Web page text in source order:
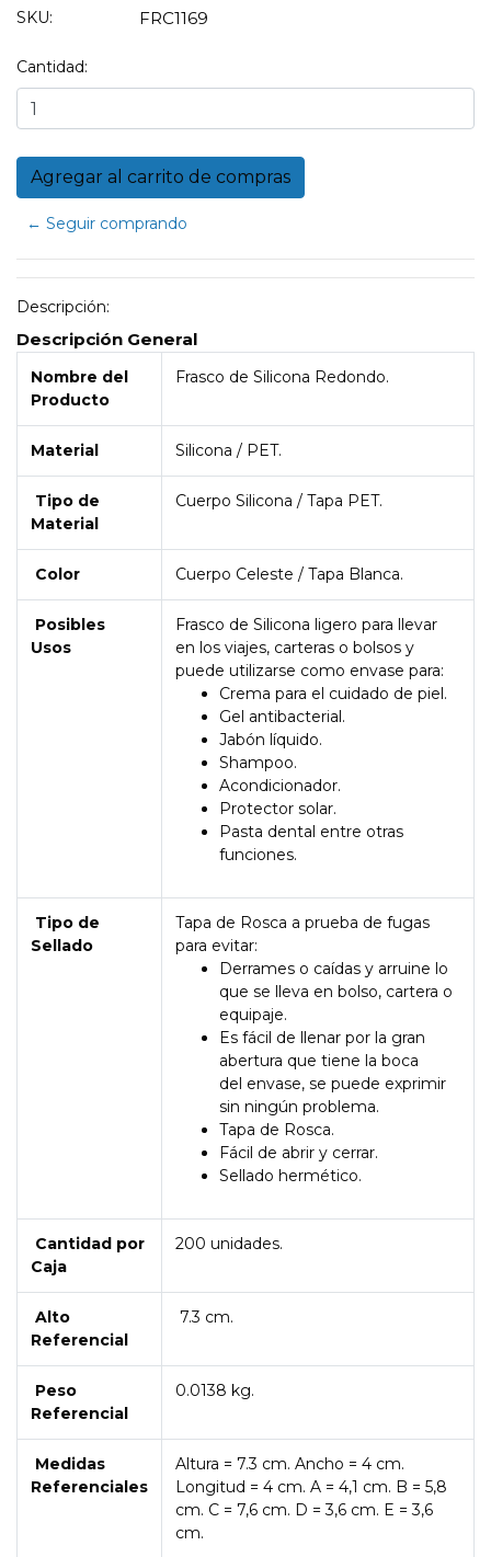
SKU: FRC1169
Cantidad:
← Seguir comprando
Descripción:
Descripción General
Nombre del
Producto
Frasco de Silicona Redondo.
Material Silicona / PET.
Tipo de
Material
Cuerpo Silicona / Tapa PET.
Color Cuerpo Celeste / Tapa Blanca.
Posibles
Usos
Frasco de Silicona ligero para llevar
en los viajes, carteras o bolsos y
puede utilizarse como envase para:
Crema para el cuidado de piel.
Gel antibacterial.
Jabón líquido.
Shampoo.
Acondicionador.
Protector solar.
Pasta dental entre otras
funciones.
Tipo de
Sellado
Tapa de Rosca a prueba de fugas
para evitar:
Derrames o caídas y arruine lo
que se lleva en bolso, cartera o
equipaje.
Es fácil de llenar por la gran
abertura que tiene la boca
del envase, se puede exprimir
sin ningún problema.
Tapa de Rosca.
Fácil de abrir y cerrar.
Sellado hermético.
Cantidad por
Caja
200 unidades.
Alto
Referencial
7.3 cm.
Peso
Referencial
0.0138 kg.
Medidas
Referenciales
Altura = 7.3 cm. Ancho = 4 cm.
Longitud = 4 cm. A = 4,1 cm. B = 5,8
cm. C = 7,6 cm. D = 3,6 cm. E = 3,6
cm.